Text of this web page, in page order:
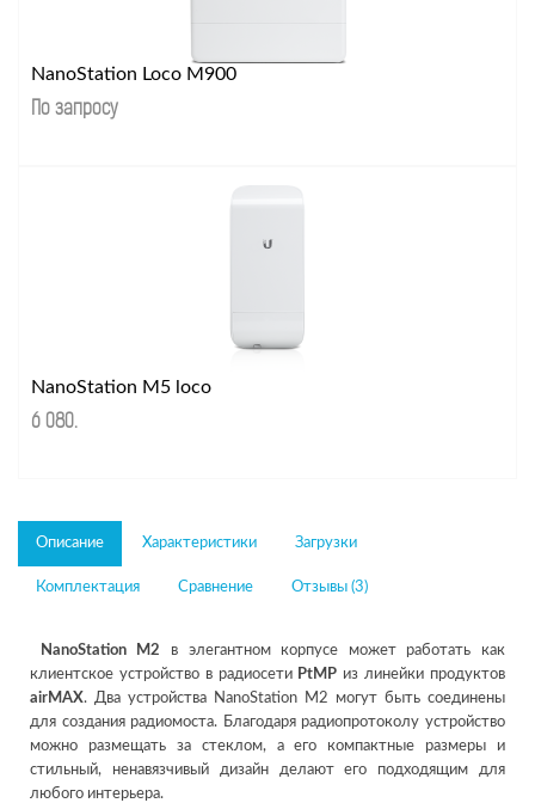
NanoStation Loco M900
По запросу
NanoStation M5 loco
6 080.
Описание Характеристики Загрузки
Комплектация Сравнение Отзывы (3)
NanoStation M2 в элегантном корпусе может работать как
клиентское устройство в радиосети PtMP из линейки продуктов
airMAX. Два устройства NanoStation M2 могут быть соединены
для создания радиомоста. Благодаря радиопротоколу устройство
можно размещать за стеклом, а его компактные размеры и
стильный, ненавязчивый дизайн делают его подходящим для
любого интерьера.